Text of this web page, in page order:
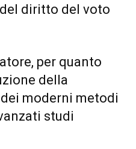
diritto del voto
per quanto
della
moderni metodi
studi